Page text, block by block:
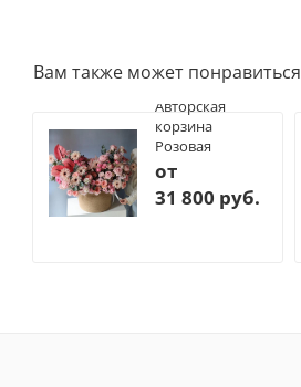
Вам также может понравиться
Авторская
корзина
Розовая
от
31 800 руб.